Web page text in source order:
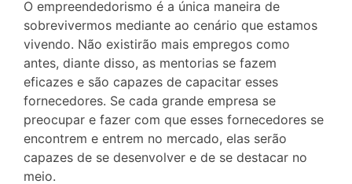
O empreendedorismo é a única maneira de
sobrevivermos mediante ao cenário que estamos
vivendo. Não existirão mais empregos como
antes, diante disso, as mentorias se fazem
eficazes e são capazes de capacitar esses
fornecedores. Se cada grande empresa se
preocupar e fazer com que esses fornecedores se
encontrem e entrem no mercado, elas serão
capazes de se desenvolver e de se destacar no
meio.